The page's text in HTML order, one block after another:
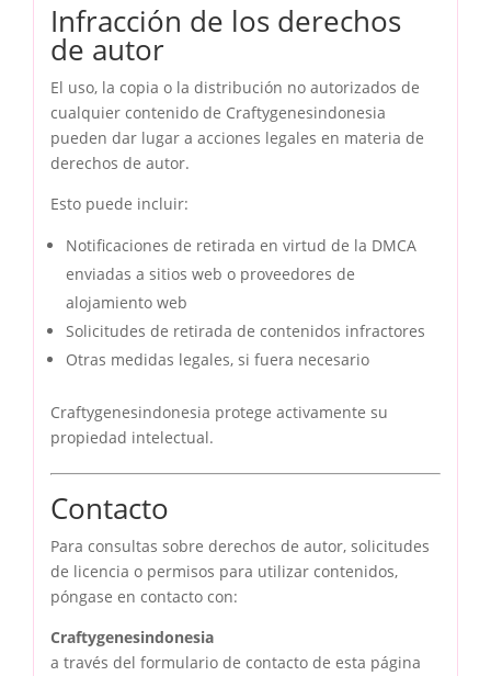
Infracción de los derechos
de autor
El uso, la copia o la distribución no autorizados de
cualquier contenido de Craftygenesindonesia
pueden dar lugar a acciones legales en materia de
derechos de autor.
Esto puede incluir:
Notificaciones de retirada en virtud de la DMCA
enviadas a sitios web o proveedores de
alojamiento web
Solicitudes de retirada de contenidos infractores
Otras medidas legales, si fuera necesario
Craftygenesindonesia protege activamente su
propiedad intelectual.
Contacto
Para consultas sobre derechos de autor, solicitudes
de licencia o permisos para utilizar contenidos,
póngase en contacto con:
Craftygenesindonesia
a través del formulario de contacto de esta página